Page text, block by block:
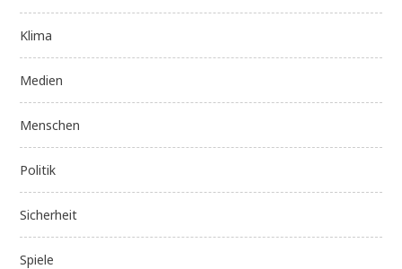
Klima
Medien
Menschen
Politik
Sicherheit
Spiele